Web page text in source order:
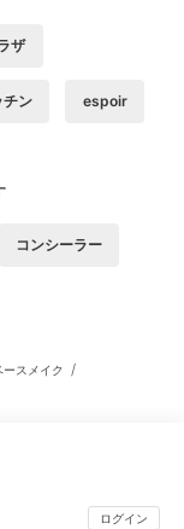
ザ
チン espoir
コンシーラー
ースメイク /
ログイン